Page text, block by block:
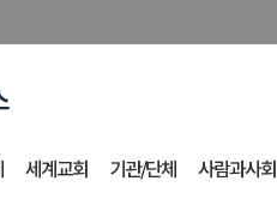
세계교회 기관/단체 사람과사회